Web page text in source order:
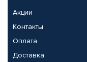
Акции
Контакты
Оплата
Доставка